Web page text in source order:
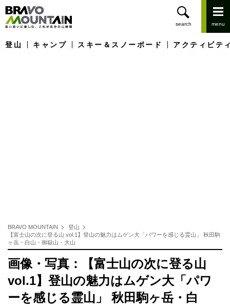
登山 キャンプ スキー＆スノーボード アクティビテ
BRAVO MOUNTAIN
登山
【富士山の次に登る山 vol.1】登山の魅力はムゲン大「パワーを感じる霊山」 秋田駒
ヶ岳・白山・御嶽山・大山
画像・写真：【富士山の次に登る山
vol.1】登山の魅力はムゲン大「パワ
ーを感じる霊山」 秋田駒ヶ岳・白